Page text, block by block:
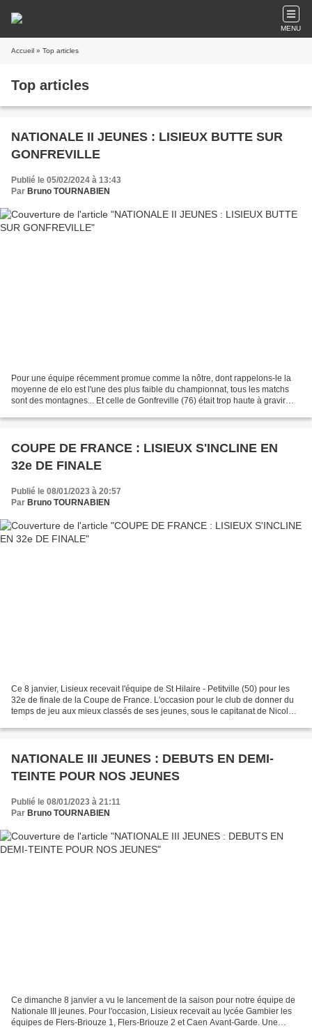
MENU
Accueil » Top articles
Top articles
NATIONALE II JEUNES : LISIEUX BUTTE SUR
GONFREVILLE
Publié le 05/02/2024 à 13:43
Par Bruno TOURNABIEN
Pour une équipe récemment promue comme la nôtre, dont rappelons-le la
moyenne de elo est l'une des plus faible du championnat, tous les matchs
sont des montagnes... Et celle de Gonfreville (76) était trop haute à gravir
COUPE DE FRANCE : LISIEUX S'INCLINE EN
32e DE FINALE
Publié le 08/01/2023 à 20:57
Par Bruno TOURNABIEN
Ce 8 janvier, Lisieux recevait l'équipe de St Hilaire - Petitville (50) pour les
32e de finale de la Coupe de France. L'occasion pour le club de donner du
temps de jeu aux mieux classés de ses jeunes, sous le capitanat de Nicolas
NATIONALE III JEUNES : DEBUTS EN DEMI-
TEINTE POUR NOS JEUNES
Publié le 08/01/2023 à 21:11
Par Bruno TOURNABIEN
Ce dimanche 8 janvier a vu le lancement de la saison pour notre équipe de
Nationale III jeunes. Pour l'occasion, Lisieux recevait au lycée Gambier les
équipes de Flers-Briouze 1, Flers-Briouze 2 et Caen Avant-Garde. Une